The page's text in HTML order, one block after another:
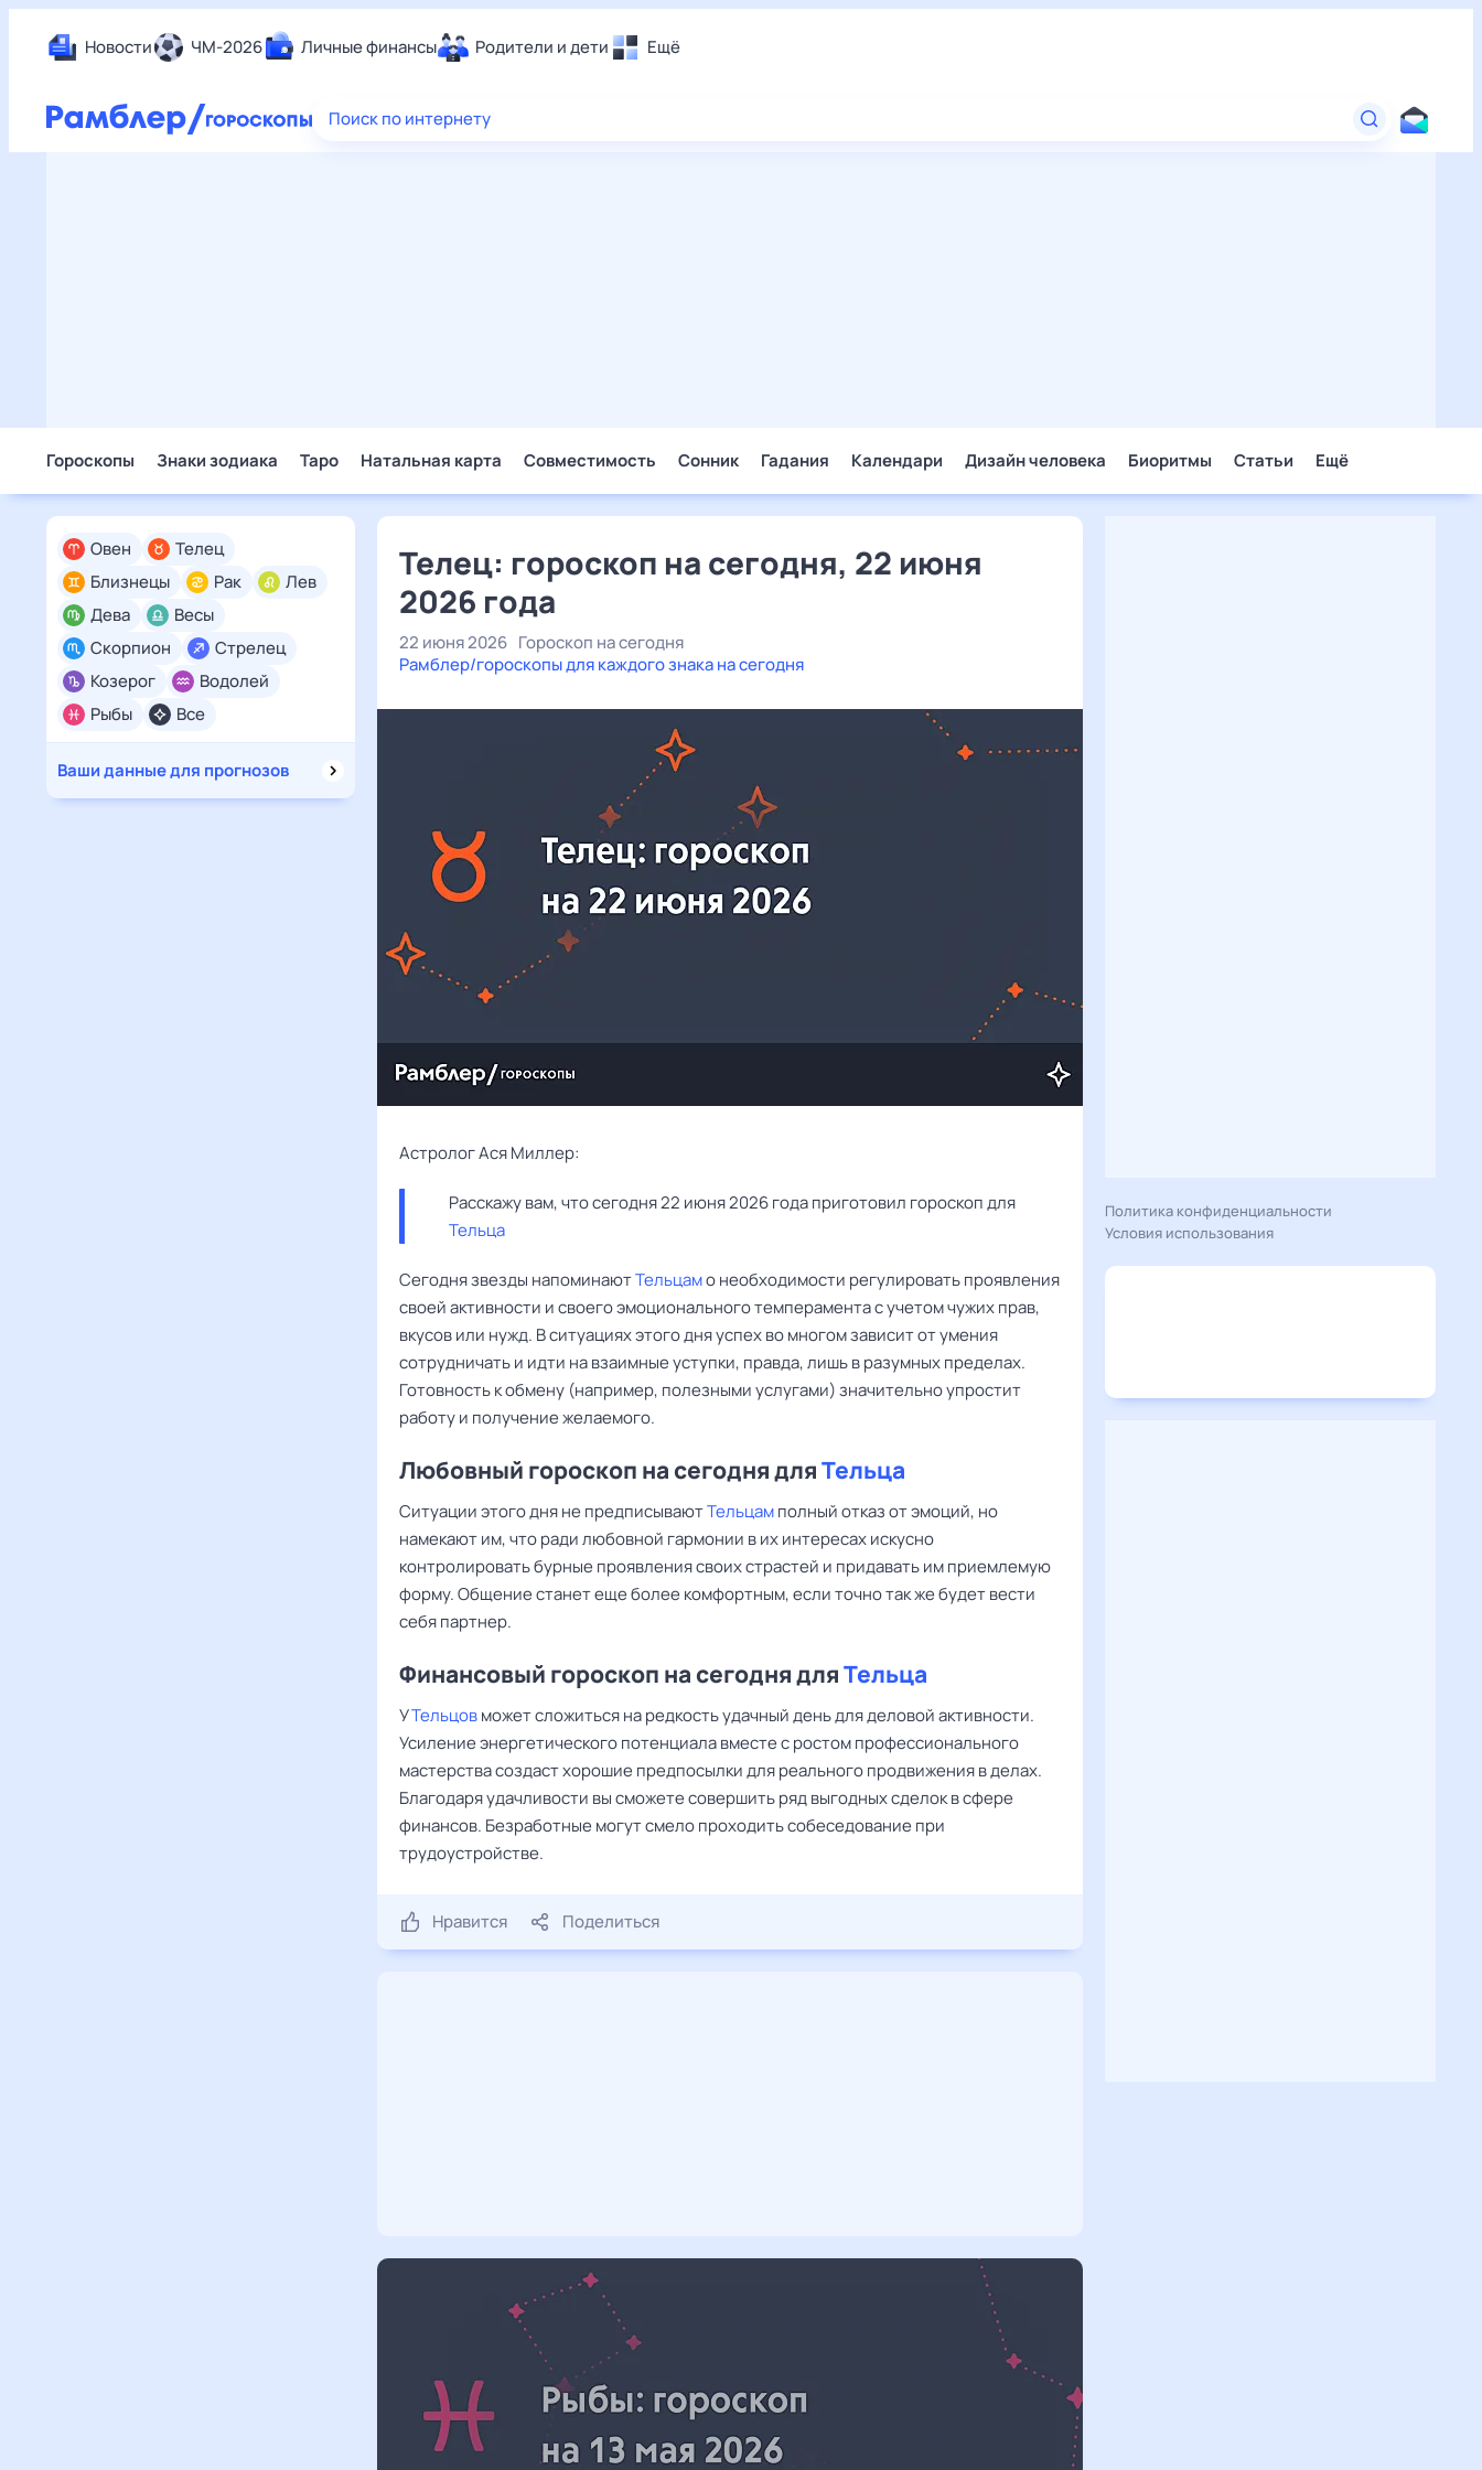
Новости ЧМ-2026 Личные финансы Родители и дети Ещё
Еда
Поиск по интернету
Гороскопы Знаки зодиака Таро Натальная карта Совместимость Сонник Гадания Календари Дизайн человека Биоритмы Статьи Ещё
Все
Овен
Телец
Близнецы
Рак
Лев
Дева
Весы
Скорпион
Стрелец
Козерог
Водолей
Рыбы
Ваши данные для прогнозов
Телец: гороскоп на сегодня, 22 июня
2026 года
22 июня 2026 Гороскоп на сегодня
Рамблер/гороскопы для каждого знака на сегодня
Астролог Ася Миллер:
Тельца
Сегодня звезды напоминаютТельцамо необходимости регулировать проявления
своей активности и своего эмоционального темперамента с учетом чужих прав,
вкусов или нужд. В ситуациях этого дня успех во многом зависит от умения
сотрудничать и идти на взаимные уступки, правда, лишь в разумных пределах.
Готовность к обмену (например, полезными услугами) значительно упростит
работу и получение желаемого.
Любовный гороскоп на сегодня дляТельца
Ситуации этого дня не предписываютТельцамполный отказ от эмоций, но
намекают им, что ради любовной гармонии в их интересах искусно
контролировать бурные проявления своих страстей и придавать им приемлемую
форму. Общение станет еще более комфортным, если точно так же будет вести
себя партнер.
Финансовый гороскоп на сегодня дляТельца
УТельцовможет сложиться на редкость удачный день для деловой активности.
Усиление энергетического потенциала вместе с ростом профессионального
мастерства создаст хорошие предпосылки для реального продвижения в делах.
Благодаря удачливости вы сможете совершить ряд выгодных сделок в сфере
финансов. Безработные могут смело проходить собеседование при
трудоустройстве.
Нравится Поделиться
Политика конфиденциальности
Условия использования